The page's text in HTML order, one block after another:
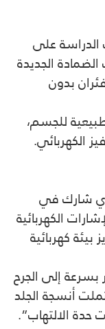
الدراسة على
شفيت الضمادة الجديدة
من الفئران بدون
للجسم،
الكهربائي.
شارك في
الكهربائية
كهربائية
بسرعة إلى الجرح
أنسجة الجلد
حدة الالتهاب”.